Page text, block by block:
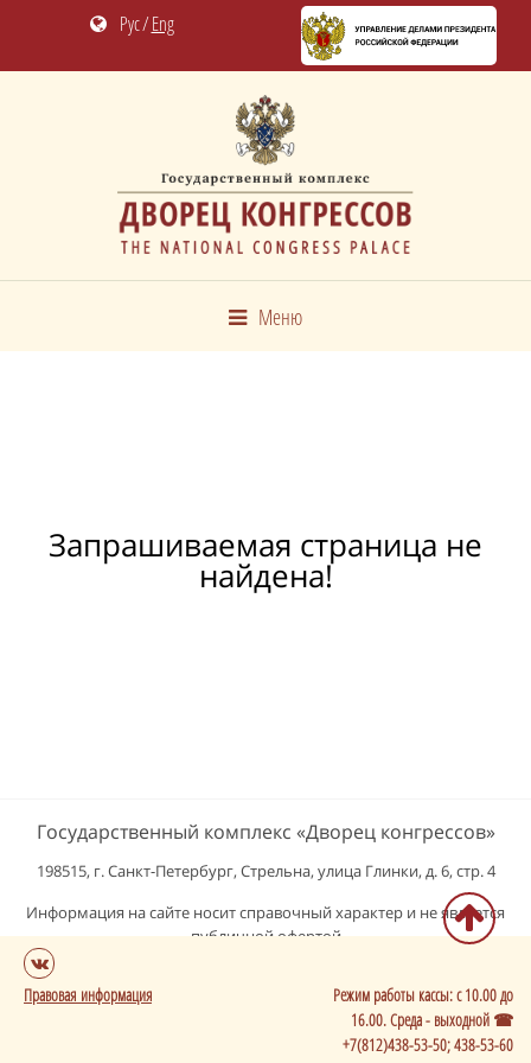
Рус/Eng
Меню
Запрашиваемая страница не
найдена!
Государственный комплекс «Дворец конгрессов»
198515, г. Санкт-Петербург, Стрельна, улица Глинки, д. 6, стр. 4
Информация на сайте носит справочный характер и не является
публичной офертой
Режим работы кассы: с 10.00 до
16.00. Среда - выходной ☎
+7(812)438-53-50; 438-53-60
Правовая информация